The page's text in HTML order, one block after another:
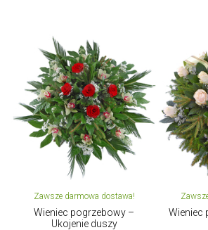
Zawsze darmowa dostawa!
Wieniec pogrzebowy –
Ukojenie duszy
Wieniec